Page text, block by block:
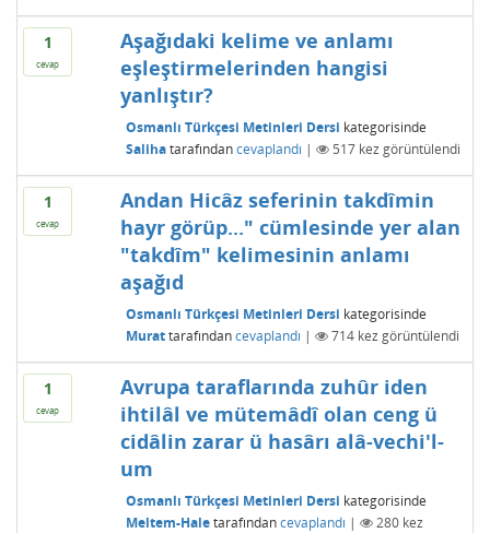
1
cevap
Aşağıdaki kelime ve anlamı
eşleştirmelerinden hangisi
yanlıştır?
Osmanlı Türkçesi Metinleri Dersi kategorisinde
Saliha tarafından cevaplandı | 517kez görüntülendi
1
cevap
Andan Hicâz seferinin takdîmin
hayr görüp..." cümlesinde yer alan
"takdîm" kelimesinin anlamı
aşağıd
Osmanlı Türkçesi Metinleri Dersi kategorisinde
Murat tarafından cevaplandı | 714kez görüntülendi
1
cevap
Avrupa taraflarında zuhûr iden
ihtilâl ve mütemâdî olan ceng ü
cidâlin zarar ü hasârı alâ-vechi'l-
um
Osmanlı Türkçesi Metinleri Dersi kategorisinde
Meltem-Hale tarafından cevaplandı | 280kez